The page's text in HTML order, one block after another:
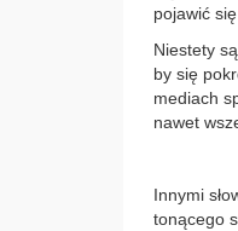
pojawić się
Niestety
by się
mediach
nawet
Innymi
tonącego